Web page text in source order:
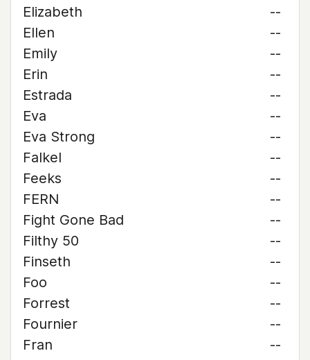
Elizabeth
--
Ellen
--
Emily
--
Erin
--
Estrada
--
Eva
--
Eva Strong
--
Falkel
--
Feeks
--
FERN
--
Fight Gone Bad
--
Filthy 50
--
Finseth
--
Foo
--
Forrest
--
Fournier
--
Fran
--